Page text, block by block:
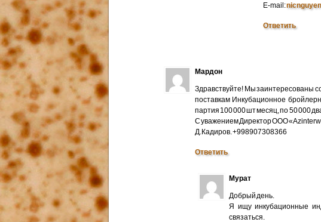
E-mail:
Ответить
Мардон
Здравствуйте! Мы заинтересованы
поставкам Инкубационное
партия 100 000 шт месяц, по 50 000
С уважением Директор ООО
Д.Кадиров. +998907308366
Ответить
Мурат
Добрый день.
Я ищу инкубационные
связаться.